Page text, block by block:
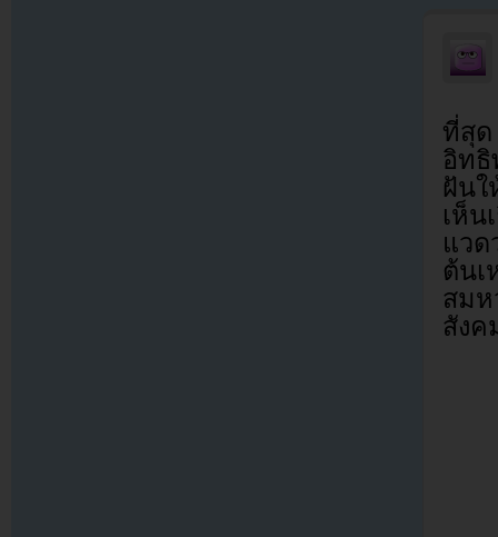
ที่สุด
อิทธิ
ฝันใ
เห็น
แวด
ต้น
สมห
สังค